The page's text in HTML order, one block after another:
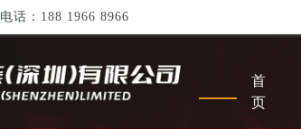
电话：188 1966 8966
首
页